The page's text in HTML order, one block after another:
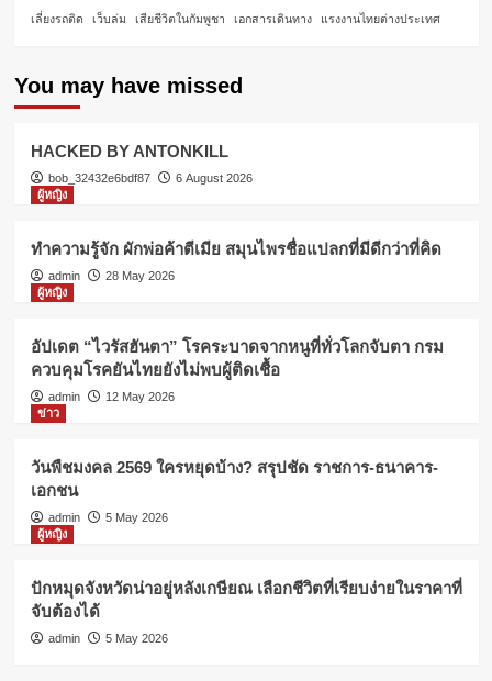
เลี่ยงรถติด เว็บล่ม เสียชีวิตในกัมพูชา เอกสารเดินทาง แรงงานไทยต่างประเทศ
You may have missed
HACKED BY ANTONKILL
bob_32432e6bdf87
6 August 2026
ผู้หญิง
ทำความรู้จัก ผักพ่อค้าตีเมีย สมุนไพรชื่อแปลกที่มีดีกว่าที่คิด
admin
28 May 2026
ผู้หญิง
อัปเดต “ไวรัสฮันตา” โรคระบาดจากหนูที่ทั่วโลกจับตา กรม
ควบคุมโรคยันไทยยังไม่พบผู้ติดเชื้อ
admin
12 May 2026
ข่าว
วันพืชมงคล 2569 ใครหยุดบ้าง? สรุปชัด ราชการ-ธนาคาร-
เอกชน
admin
5 May 2026
ผู้หญิง
ปักหมุดจังหวัดน่าอยู่หลังเกษียณ เลือกชีวิตที่เรียบง่ายในราคาที่
จับต้องได้
admin 5 May 2026